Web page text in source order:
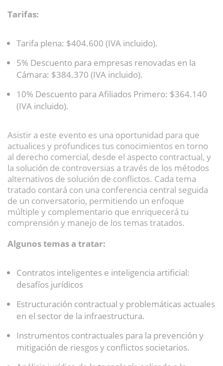
Tarifas:
Tarifa plena: $404.600 (IVA incluido).
5% Descuento para empresas renovadas en la
Cámara: $384.370 (IVA incluido).
10% Descuento para Afiliados Primero: $364.140
(IVA incluido).
Asistir a este evento es una oportunidad para que
actualices y profundices tus conocimientos en torno
al derecho comercial, desde el aspecto contractual, y
la solución de controversias a través de los métodos
alternativos de solución de conflictos. Cada tema
tratado contará con una conferencia central seguida
de un conversatorio, permitiendo un enfoque
múltiple y complementario que enriquecerá tu
comprensión y manejo de los temas tratados.
Algunos temas a tratar:
Contratos inteligentes e inteligencia artificial:
desafíos jurídicos
Estructuración contractual y problemáticas actuales
en el sector de la infraestructura.
Instrumentos contractuales para la prevención y
mitigación de riesgos y conflictos societarios.